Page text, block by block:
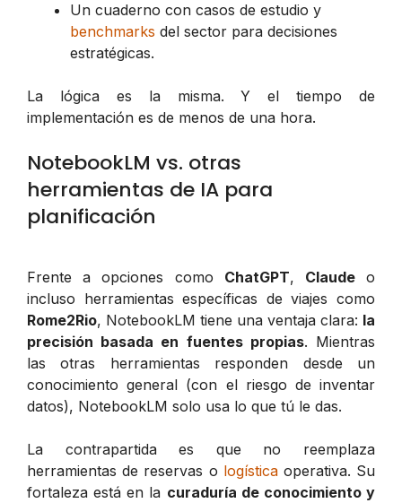
Un cuaderno con casos de estudio y
benchmarks del sector para decisiones
estratégicas.
La lógica es la misma. Y el tiempo de
implementación es de menos de una hora.
NotebookLM vs. otras
herramientas de IA para
planificación
Frente a opciones como ChatGPT, Claudeo
incluso herramientas específicas de viajes como
Rome2Rio, NotebookLM tiene una ventaja clara: la
precisión basada en fuentes propias. Mientras
las otras herramientas responden desde un
conocimiento general (con el riesgo de inventar
datos), NotebookLM solo usa lo que tú le das.
La contrapartida es que no reemplaza
herramientas de reservas o logísticaoperativa. Su
fortaleza está en la curaduría de conocimiento y